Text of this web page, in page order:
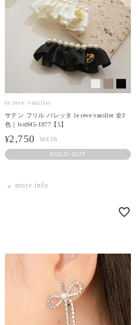
le reve vaniller
サテン フリル バレッタ le reve vaniller 全3
色｜lvn945-1977【5】
¥2,750
SOLD OUT
more info